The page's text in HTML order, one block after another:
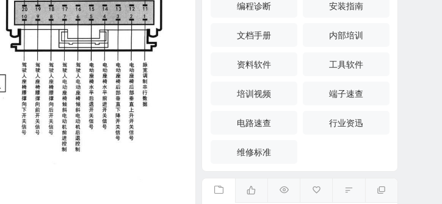
编程诊断 安装指南
文档手册 内部培训
资料软件 工具软件
培训视频 端子速查
电路速查 行业资迅
维修标准